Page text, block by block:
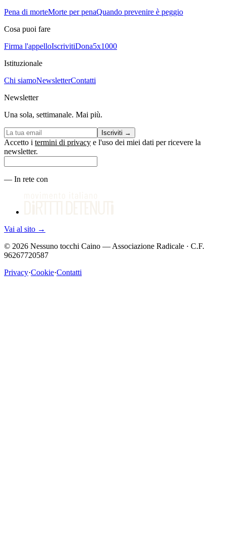
Pena di morteMorte per penaQuando prevenire è peggio
Cosa puoi fare
Firma l'appelloIscrivitiDona5x1000
Istituzionale
Chi siamoNewsletterContatti
Newsletter
Una sola, settimanale. Mai più.
Iscriviti →
Accetto i termini di privacy e l'uso dei miei dati per ricevere la
newsletter.
— In rete con
Vai al sito →
© 2026 Nessuno tocchi Caino — Associazione Radicale · C.F.
96267720587
Privacy·Cookie·Contatti